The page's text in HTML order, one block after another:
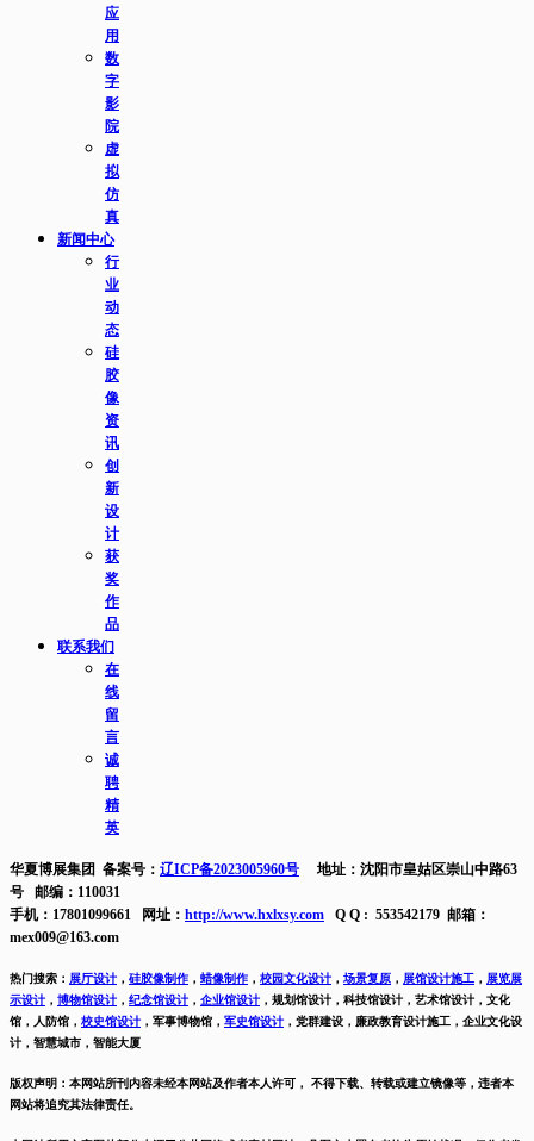
应
用
数
字
影
院
虚
拟
仿
真
新闻中心
行
业
动
态
硅
胶
像
资
讯
创
新
设
计
获
奖
作
品
联系我们
在
线
留
言
诚
聘
精
英
华夏博展集团 备案号： 辽ICP备2023005960号
地址：沈阳市皇姑区崇山中路63
号 邮编：110031
手机：17801099661 网址： http://www.hxlxsy.com Q Q : 553542179 邮箱：
mex009@163.com
热门搜索： 展厅设计 ， 硅胶像制作 ， 蜡像制作 ， 校园文化设计 ， 场景复原 ， 展馆设计施工 ， 展览展
示设计 ， 博物馆设计 ， 纪念馆设计 ， 企业馆设计 ， 规划馆设计，科技馆设计，艺术馆设计，文化
馆，人防馆， 校史馆设计 ， 军事博物馆， 军史馆设计 ， 党群建设，廉政教育设计施工， 企业文化设
计，智慧城市，智能大厦
版权声明：本网站所刊内容未经本网站及作者本人许可， 不得下载、转载或建立镜像等，违者本
网站将追究其法律责任。